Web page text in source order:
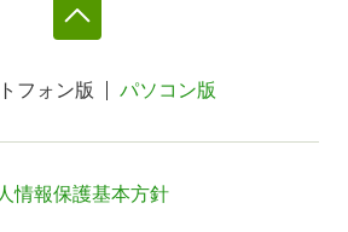
フォン版 パソコン版
情報保護基本方針